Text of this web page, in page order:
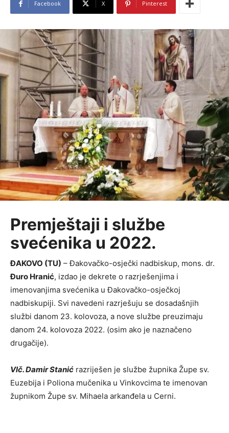
Facebook X Pinterest
Premještaji i službe
svećenika u 2022.
ĐAKOVO (TU) – Đakovačko-osječki nadbiskup, mons. dr.
Đuro Hranić, izdao je dekrete o razrješenjima i
imenovanjima svećenika u Đakovačko-osječkoj
nadbiskupiji. Svi navedeni razrješuju se dosadašnjih
službi danom 23. kolovoza, a nove službe preuzimaju
danom 24. kolovoza 2022. (osim ako je naznačeno
drugačije).
Vlč. Damir Stanić razriješen je službe župnika Župe sv.
Euzebija i Poliona mučenika u Vinkovcima te imenovan
župnikom Župe sv. Mihaela arkanđela u Cerni.